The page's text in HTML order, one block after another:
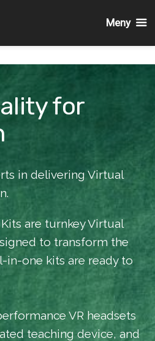
for
in delivering Virtual
are turnkey Virtual
to transform the
in-one kits are ready to
VR headsets
teaching device, and
Meny